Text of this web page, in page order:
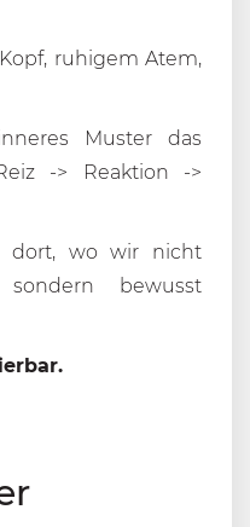
ruhigem Atem,
Muster das
-> Reaktion ->
dort, wo wir nicht
bewusst